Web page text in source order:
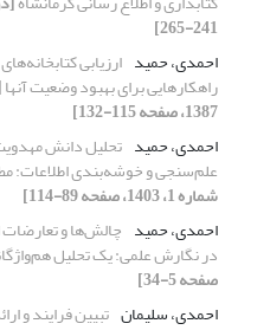
241-265]
احمدی، حمید ارزیابی
راهکارهایی برای بهبود وضعیت آنها
1387، صفحه 115-132]
احمدی، حمید تحلیل دانش
علم‌سنجی و خوشه‌بندی اطلاعات:
شماره 1، 1403، صفحه 89-114]
احمدی، حمید چالش‌ها و
در نگارش علمی: یک تحلیل
صفحه 5-34]
احمدی، سلیمان تبیین فرایند و